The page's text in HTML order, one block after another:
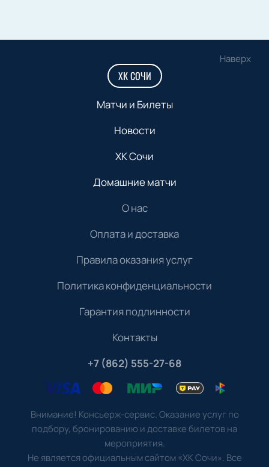
Наверх
ХК СОЧИ
Матчи и Билеты
Новости
ХК Сочи
Домашние матчи
О нас
Оплата и доставка
Правила оказания услуг
Политика конфиденциальности
Гарантия подлинности
Контакты
+7 (862) 555-27-68
Внимание! Консьерж-сервис. Оказание услуг по
подбору, бронированию и доставке билетов на
мероприятия.
Не является официальным сайтом «ХК Сочи». Все